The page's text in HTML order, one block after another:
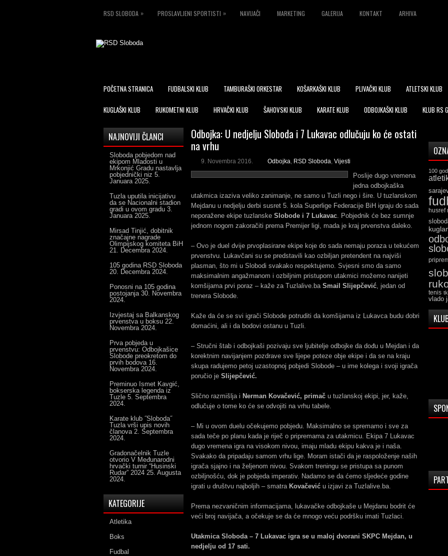
RSD SLOBODA » PROSLAVLJENI SPORTISTI » NAVIJAČI MARKETING GALERIJA KONTAKT ARHIVA
POČETNA STRANICA FUDBALSKI KLUB TAMBURAŠKI ORKESTAR KOŠARKAŠKI KLUB PLIVAČKI KLUB ATLETSKI KLUB
KUGLAŠKI KLUB RUKOMETNI KLUB HRVAČKI KLUB ŠAHOVSKI KLUB KARATE KLUB ODBOJKAŠKI KLUB KLUB RS
Odbojka: U nedjelju Sloboda i 7 Lukavac odlučuju ko će ostati
na vrhu
9. Novembra 2016. Odbojka, RSD Sloboda, Vijesti
Poslije dugo vremena
jedna odbojkaška
utakmica izaziva veliko zanimanje, ne samo u Tuzli nego i šire. U tuzlanskom
Mejdanu u nedjelju derbi susret 5. kola Superlige Federacije BiH igraju do sada
neporažene ekipe tuzlanske Slobode i 7 Lukavac. Pobjednik će bez sumnje
jednom nogom zakoračiti prema Premijer ligi, mada je kraj prvenstva daleko.
– Ovo je duel dvije prvoplasirane ekipe koje do sada nemaju poraza u tekućem
prvenstvu. Lukavčani su se predstavili kao ozbiljan pretendent na najviši
plasman, što mi u Slobodi svakako respektujemo. Svjesni smo da samo
maksimalnim angažmanom i ozbiljnim pristupom utakmici možemo nanijeti
komšijama prvi poraz – kaže za Tuzlalive.ba Smail Slijepčević, jedan od
trenera Slobode.
Kaže da će se svi igrači Slobode potruditi da komšijama iz Lukavca budu dobri
domaćini, ali i da bodovi ostanu u Tuzli.
– Stručni štab i odbojkaši pozivaju sve ljubitelje odbojke da dođu u Mejdan i da
korektnim navijanjem pozdrave sve lijepe poteze obje ekipe i da se na kraju
skupa radujemo petoj uzastopnoj pobjedi Slobode – u ime kolega i svoji igrača
poručio je Slijepčević.
Slično razmišlja i Nerman Kovačević, primač u tuzlanskoj ekipi, jer, kaže,
odlučuje o tome ko će se odvojiti na vrhu tabele.
– Mi u ovom duelu očekujemo pobjedu. Maksimalno se spremamo i sve za
sada teče po planu kada je riječ o pripremama za utakmicu. Ekipa 7 Lukavac
dugo vremena igra na visokom nivou, imaju mladu ekipu kakva je i naša.
Svakako da pripadaju samom vrhu lige. Moram istači da je raspoloženje naših
igrača sjajno i na željenom nivou. Svakom treningu se pristupa sa punom
ozbiljnošću, dok je pobjeda imperativ. Nadamo se da ćemo sljedeće godine
igrati u društvu najboljih – smatra Kovačević u izjavi za Tuzlalive.ba.
Prema nezvaničnim informacijama, lukavačke odbojkaše u Mejdanu bodrit će
veći broj navijača, a očekuje se da će mnogo veću podršku imati Tuzlaci.
Utakmica Sloboda – 7 Lukavac igra se u maloj dvorani SKPC Mejdan, u
nedjelju od 17 sati.
NAJNOVIJI ČLANCI
Sloboda pobjedom nad
ekipom Mladosti u
Mrkonjić Gradu nastavlja
pobjednički niz 5.
Januara 2025.
Tuzla uputila inicijativu
da se Nacionalni stadion
gradi u ovom gradu 3.
Januara 2025.
Mirsad Tinjić, dobitnik
značajne nagrade
Olimpijskog komiteta BiH
21. Decembra 2024.
105 godina RSD Sloboda
20. Decembra 2024.
Ponosni na 105 godina
postojanja 30. Novembra
2024.
Izvjestaj sa Balkanskog
prvenstva u boksu 22.
Novembra 2024.
Prva pobjeda u
prvenstvu: Odbojkašice
Slobode preokretom do
prvih bodova 16.
Novembra 2024.
Preminuo Ismet Kavgić,
bokserska legenda iz
Tuzle 5. Septembra
2024.
Karate klub ˝Sloboda˝
Tuzla vrši upis novih
članova 2. Septembra
2024.
Gradonačelnik Tuzle
otvorio V Međunarodni
hrvački turnir “Husinski
Rudar” 2024 25. Augusta
2024.
KATEGORIJE
Atletika
Boks
Fudbal
100
husref
tenis
vlado